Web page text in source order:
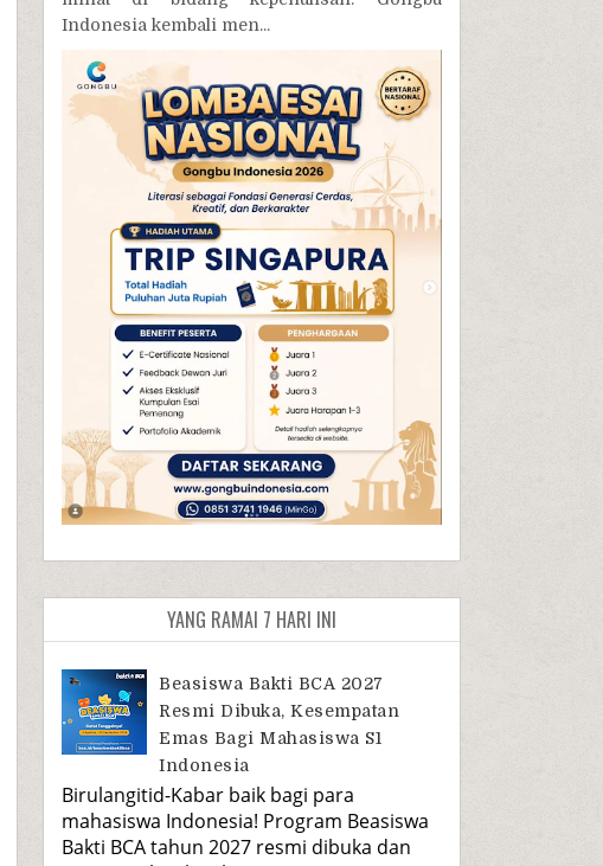
Indonesia kembali men...
YANG RAMAI 7 HARI INI
Beasiswa Bakti BCA 2027
Resmi Dibuka, Kesempatan
Emas Bagi Mahasiswa S1
Indonesia
Birulangitid-Kabar baik bagi para
mahasiswa Indonesia! Program Beasiswa
Bakti BCA tahun 2027 resmi dibuka dan